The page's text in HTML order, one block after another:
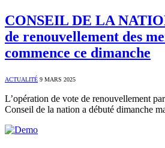
CONSEIL DE LA
de renouvellement des
commence ce dimanche
ACTUALITÉ 9 MARS 2025
L’opération de vote de renouvellement
Conseil de la nation a débuté dimanche